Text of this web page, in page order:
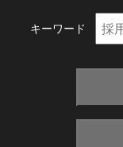
キーワード